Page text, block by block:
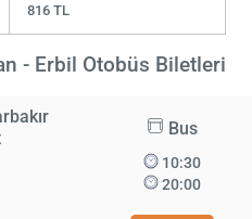
816 TL
- Erbil Otobüs Biletleri
Bus
10:30
20:00